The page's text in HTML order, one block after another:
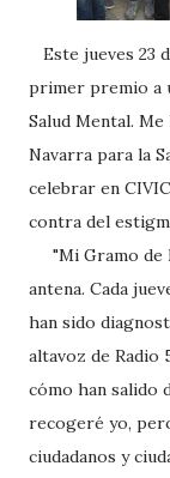
Este jueves 23
primer premio a
Salud Mental.
Navarra para la
celebrar en
contra del
"Mi Gramo de
antena. Cada
han sido
altavoz de Radio
cómo han salido
recogeré yo,
ciudadanos y